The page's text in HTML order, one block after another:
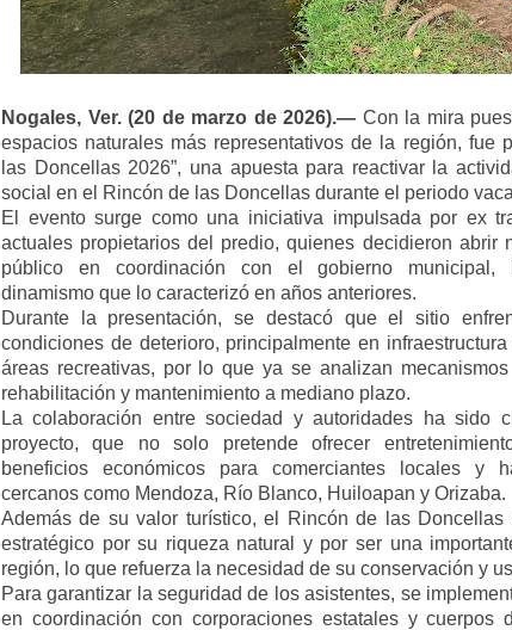
Nogales, Ver. (20 de marzo de 2026).— Con la mira
espacios naturales más representativos de la región, fue
las Doncellas 2026”, una apuesta para reactivar la
social en el Rincón de las Doncellas durante el periodo
El evento surge como una iniciativa impulsada por ex
actuales propietarios del predio, quienes decidieron abrir
público en coordinación con el gobierno municipal,
dinamismo que lo caracterizó en años anteriores.
Durante la presentación, se destacó que el sitio
condiciones de deterioro, principalmente en
áreas recreativas, por lo que ya se analizan
rehabilitación y mantenimiento a mediano plazo.
La colaboración entre sociedad y autoridades ha sido
proyecto, que no solo pretende ofrecer
beneficios económicos para comerciantes locales y
cercanos como Mendoza, Río Blanco, Huiloapan y Orizaba.
Además de su valor turístico, el Rincón de las Doncellas
estratégico por su riqueza natural y por ser una
región, lo que refuerza la necesidad de su conservación y
Para garantizar la seguridad de los asistentes, se
en coordinación con corporaciones estatales y cuerpos